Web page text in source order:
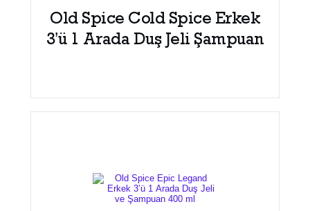
Old Spice Cold Spice Erkek
3’ü 1 Arada Duş Jeli Şampuan